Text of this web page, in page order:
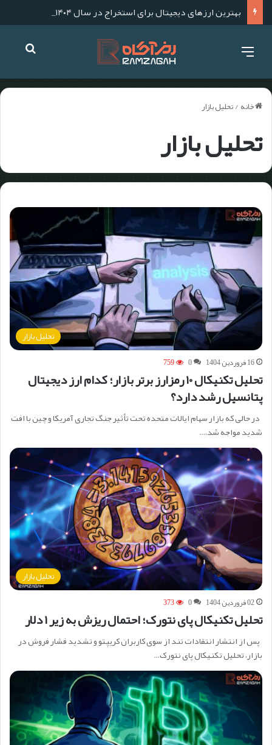
خانه/تحلیل بازار
تحلیل بازار
تحلیل بازار
16 فروردین 1404 0
759
تحلیل تکنیکال ۱۰ رمزارز برتر بازار؛ کدام ارز دیجیتال
پتانسیل رشد دارد؟
در حالی که بازار سهام ایالات متحده تحت تأثیر جنگ تجاری آمریکا و چین با افت
شدید مواجه شد،…
تحلیل بازار
02 فروردین 1404 0
373
تحلیل تکنیکال پای نتورک؛ احتمال ریزش به زیر ۱ دلار
پس از انتشار انتقادات تند از سوی کاربران کریپتو و تشدید فشار فروش در
بازار، تحلیل تکنیکال پای نتورک…